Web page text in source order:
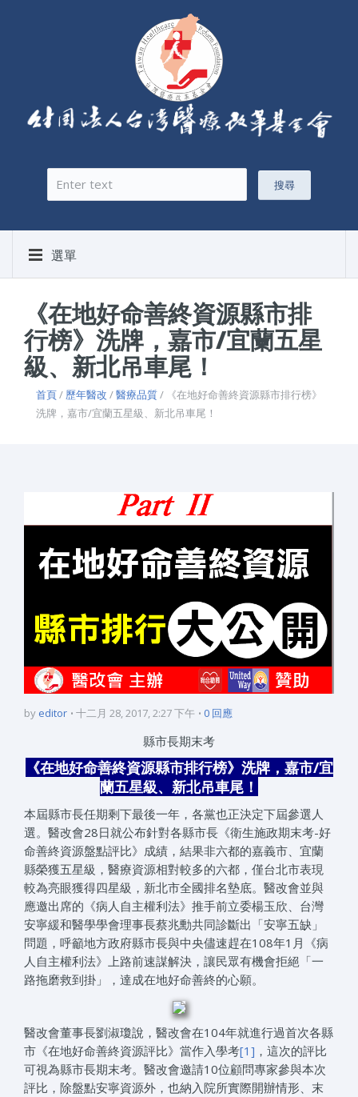
搜尋表單
搜尋
選單
《在地好命善終資源縣市排
行榜》洗牌，嘉市/宜蘭五星
級、新北吊車尾！
首頁/ 歷年醫改 /醫療品質/ 《在地好命善終資源縣市排行榜》
洗牌，嘉市/宜蘭五星級、新北吊車尾！
by editor 十二月 28, 2017, 2:27 下午 0 回應
縣市長期末考
《在地好命善終資源縣市排行榜》洗牌，嘉市/宜
蘭五星級、新北吊車尾！
本屆縣市長任期剩下最後一年，各黨也正決定下屆參選人
選。醫改會28日就公布針對各縣市長《衛生施政期末考-好
命善終資源盤點評比》成績，結果非六都的嘉義市、宜蘭
縣榮獲五星級，醫療資源相對較多的六都，僅台北市表現
較為亮眼獲得四星級，新北市全國排名墊底。醫改會並與
應邀出席的《病人自主權利法》推手前立委楊玉欣、台灣
安寧緩和醫學學會理事長蔡兆勳共同診斷出「安寧五缺」
問題，呼籲地方政府縣市長與中央儘速趕在108年1月《病
人自主權利法》上路前速謀解決，讓民眾有機會拒絕「一
路拖磨救到掛」，達成在地好命善終的心願。
醫改會董事長劉淑瓊說，醫改會在104年就進行過首次各縣
市《在地好命善終資源評比》當作入學考[1] ，這次的評比
可視為縣市長期末考。醫改會邀請10位顧問專家參與本次
評比，除盤點安寧資源外，也納入院所實際開辦情形、末